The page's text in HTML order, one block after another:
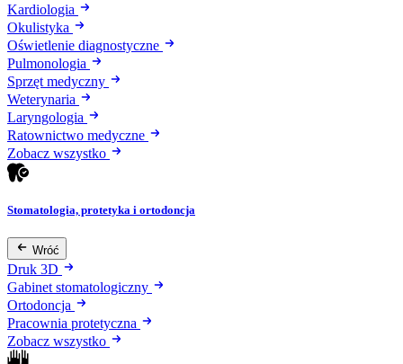
Kardiologia
Okulistyka
Oświetlenie diagnostyczne
Pulmonologia
Sprzęt medyczny
Weterynaria
Laryngologia
Ratownictwo medyczne
Zobacz wszystko
Stomatologia, protetyka i ortodoncja
Wróć
Druk 3D
Gabinet stomatologiczny
Ortodoncja
Pracownia protetyczna
Zobacz wszystko